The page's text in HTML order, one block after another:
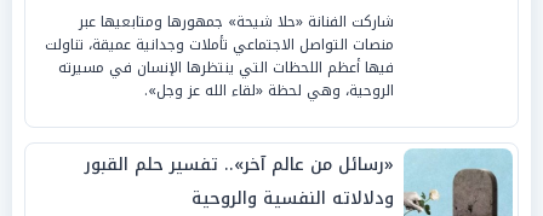
شاركت الفنانة «حلا شيحة» جمهورها ومتابعيها عبر
منصات التواصل الاجتماعي تأملات وجدانية عميقة، تناولت
فيها أعظم اللحظات التي ينتظرها الإنسان في مسيرته
الروحية، وهي لحظة «لقاء الله عز وجل».
«رسائل من عالم آخر».. تفسير حلم القبور
ودلالاته النفسية والروحية